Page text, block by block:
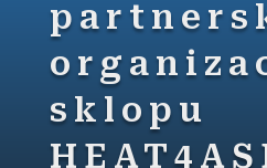
sklopu